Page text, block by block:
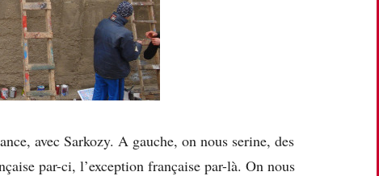
avec Sarkozy. A gauche, on nous serine, des
par-ci, l’exception française par-là. On nous